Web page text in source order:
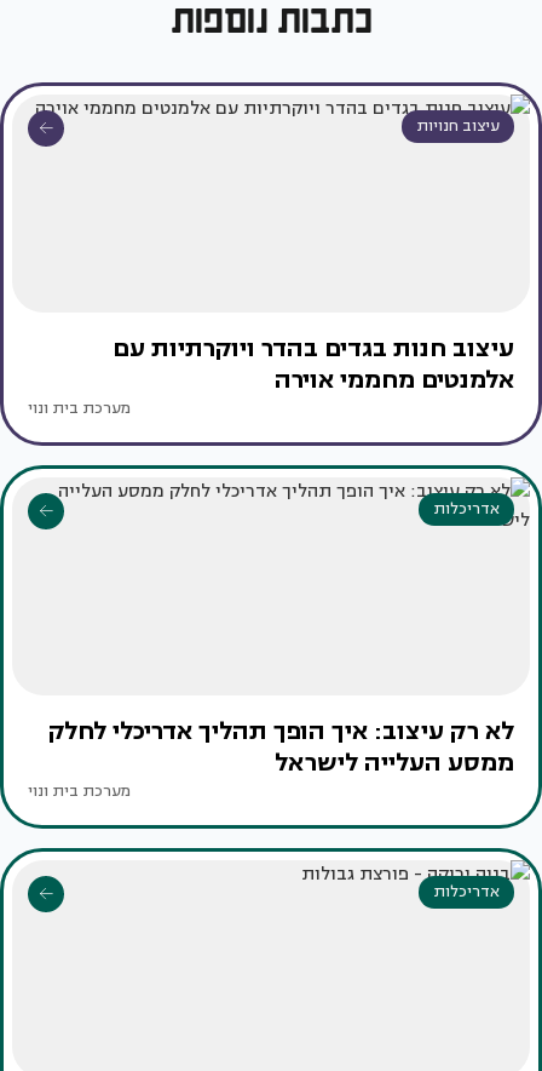
כתבות נוספות
עיצוב חנויות
עיצוב חנות בגדים בהדר ויוקרתיות עם
אלמנטים מחממי אוירה
מערכת בית ונוי
אדריכלות
לא רק עיצוב: איך הופך תהליך אדריכלי לחלק
ממסע העלייה לישראל
מערכת בית ונוי
אדריכלות